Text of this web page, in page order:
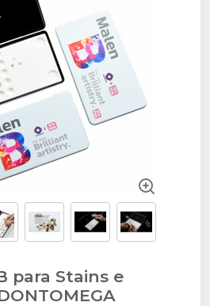
para Stains e